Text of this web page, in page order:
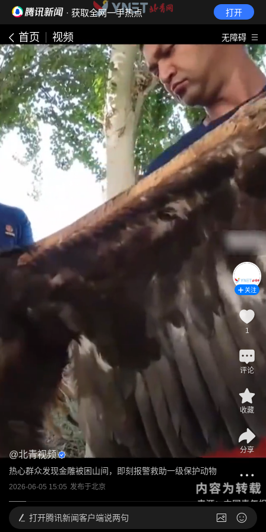
· 获取全网一手热点 打开
首页 视频 无障碍
@北青视频
热心群众发现金雕被困山间，即刻报警救助一级保护动物
2026-06-05 15:05 发布于北京
关注
1
评论
收藏
分享
打开腾讯新闻客户端说两句